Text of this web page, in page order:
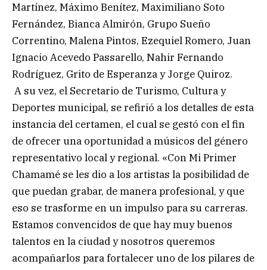
Martínez, Máximo Benítez, Maximiliano Soto
Fernández, Bianca Almirón, Grupo Sueño
Correntino, Malena Pintos, Ezequiel Romero, Juan
Ignacio Acevedo Passarello, Nahir Fernando
Rodríguez, Grito de Esperanza y Jorge Quiroz.
A su vez, el Secretario de Turismo, Cultura y
Deportes municipal, se refirió a los detalles de esta
instancia del certamen, el cual se gestó con el fin
de ofrecer una oportunidad a músicos del género
representativo local y regional. «Con Mi Primer
Chamamé se les dio a los artistas la posibilidad de
que puedan grabar, de manera profesional, y que
eso se trasforme en un impulso para su carreras.
Estamos convencidos de que hay muy buenos
talentos en la ciudad y nosotros queremos
acompañarlos para fortalecer uno de los pilares de